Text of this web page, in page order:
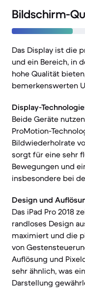
Bildschirm-
Das Display ist die
und ein Bereich, in
hohe Qualität
bemerkenswerten
Display-
Beide Geräte
ProMotion-
Bildwiederholrate
sorgt für eine sehr
Bewegungen und
insbesondere bei
Design und
Das iPad Pro 2018
randloses Design
maximiert und die
von
Auflösung und
sehr ähnlich, was
Darstellung